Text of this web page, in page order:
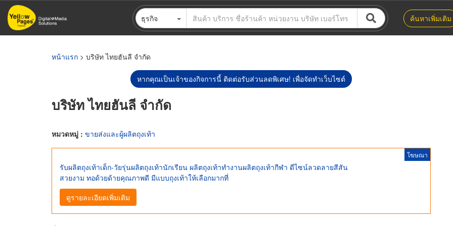
ข้าม
ไป
ธุรกิจ ค้นหาเพิ่มเติม
หน้าแรก > บริษัท ไทยฮันลี จำกัด
หากคุณเป็นเจ้าของกิจการนี้ ติดต่อรับส่วนลดพิเศษ! เพื่อจัดทำเว็บไซต์
บริษัท ไทยฮันลี จำกัด
หมวดหมู่ : ขายส่งและผู้ผลิตถุงเท้า
โฆษณา
รับผลิตถุงเท้าเด็ก-วัยรุ่นผลิตถุงเท้านักเรียน ผลิตถุงเท้าทำงานผลิตถุงเท้ากีฬา ดีไซน์ลวดลายสีสัน
สวยงาม ทอด้วยด้ายคุณภาพดี มีแบบถุงเท้าให้เลือกมากที่
ดูรายละเอียดเพิ่มเติม